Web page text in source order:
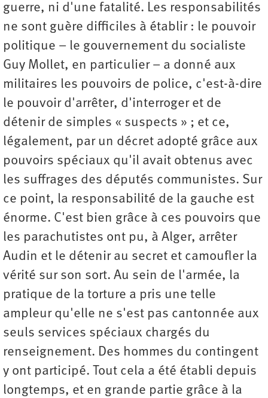
guerre, ni d'une fatalité. Les responsabilités
ne sont guère difficiles à établir : le pouvoir
politique – le gouvernement du socialiste
Guy Mollet, en particulier – a donné aux
militaires les pouvoirs de police, c'est-à-dire
le pouvoir d'arrêter, d'interroger et de
détenir de simples « suspects » ; et ce,
légalement, par un décret adopté grâce aux
pouvoirs spéciaux qu'il avait obtenus avec
les suffrages des députés communistes. Sur
ce point, la responsabilité de la gauche est
énorme. C'est bien grâce à ces pouvoirs que
les parachutistes ont pu, à Alger, arrêter
Audin et le détenir au secret et camoufler la
vérité sur son sort. Au sein de l'armée, la
pratique de la torture a pris une telle
ampleur qu'elle ne s'est pas cantonnée aux
seuls services spéciaux chargés du
renseignement. Des hommes du contingent
y ont participé. Tout cela a été établi depuis
longtemps, et en grande partie grâce à la